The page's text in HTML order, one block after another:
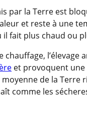
par la Terre est
et reste à une
il fait plus chaud ou
chauffage,
et provoquent une
de la Terre
comme les